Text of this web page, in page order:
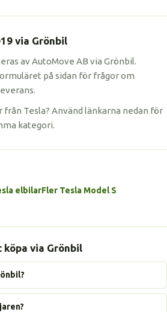
via Grönbil
av AutoMove AB via Grönbil.
på sidan för frågor om
Tesla? Använd länkarna nedan för
kategori.
elbilarFler Tesla Model S
via Grönbil